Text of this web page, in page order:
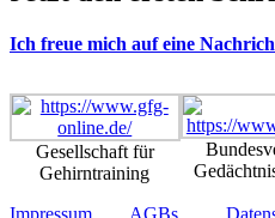
Ich freue mich auf eine
Gesellschaft für
Gehirntraining
Impressum AGBs